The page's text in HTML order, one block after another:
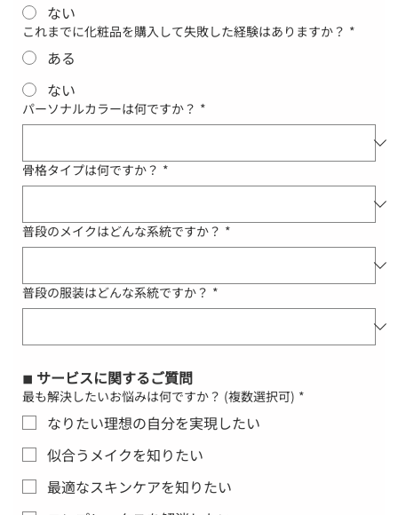
ない
これまでに化粧品を購入して失敗した経験はありますか？ *
ある
ない
パーソナルカラーは何ですか？ *
骨格タイプは何ですか？ *
普段のメイクはどんな系統ですか？ *
普段の服装はどんな系統ですか？ *
◾︎ サービスに関するご質問
最も解決したいお悩みは何ですか？ (複数選択可) *
なりたい理想の自分を実現したい
似合うメイクを知りたい
最適なスキンケアを知りたい